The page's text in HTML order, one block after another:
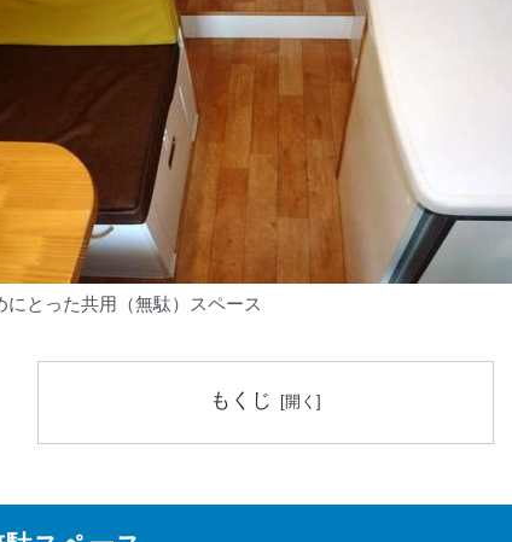
にとった共用（無駄）スペース
もくじ